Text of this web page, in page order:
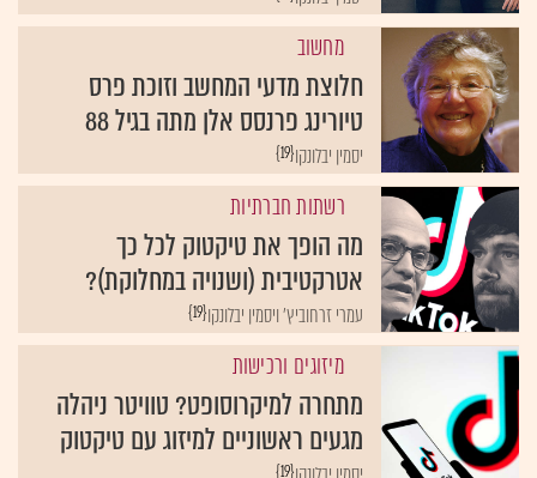
מחשוב
חלוצת מדעי המחשב וזוכת פרס
טיורינג פרנסס אלן מתה בגיל 88
{19}יסמין יבלונקו
רשתות חברתיות
מה הופך את טיקטוק לכל כך
אטרקטיבית (ושנויה במחלוקת)?
{19}עמרי זרחוביץ' ויסמין יבלונקו
מיזוגים ורכישות
מתחרה למיקרוסופט? טוויטר ניהלה
מגעים ראשוניים למיזוג עם טיקטוק
{19}יסמין יבלונקו